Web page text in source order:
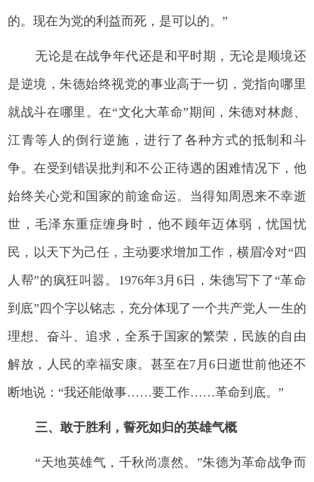
的。现在为党的利益而死，是可以的。”
无论是在战争年代还是和平时期，无论是顺境还
是逆境，朱德始终视党的事业高于一切，党指向哪里
就战斗在哪里。在“文化大革命”期间，朱德对林彪、
江青等人的倒行逆施，进行了各种方式的抵制和斗
争。在受到错误批判和不公正待遇的困难情况下，他
始终关心党和国家的前途命运。当得知周恩来不幸逝
世，毛泽东重症缠身时，他不顾年迈体弱，忧国忧
民，以天下为己任，主动要求增加工作，横眉冷对“四
人帮”的疯狂叫嚣。1976年3月6日，朱德写下了“革命
到底”四个字以铭志，充分体现了一个共产党人一生的
理想、奋斗、追求，全系于国家的繁荣，民族的自由
解放，人民的幸福安康。甚至在7月6日逝世前他还不
断地说：“我还能做事……要工作……革命到底。”
三、敢于胜利，誓死如归的英雄气概
“天地英雄气，千秋尚凛然。”朱德为革命战争而